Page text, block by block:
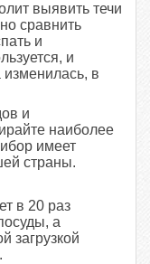
выявить течи
сравнить
и
и
в
и
наиболее
имеет
страны.
в 20 раз
а
загрузкой